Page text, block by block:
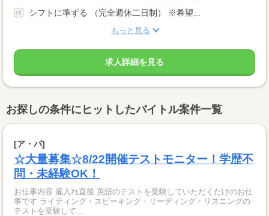
シフトに準ずる （完全週休二日制） ※希望...
もっと見る
求人詳細を見る
お探しの条件にヒットしたバイトル案件一覧
[ア・パ]
☆大量募集☆8/22開催テストモニター！学歴不
問・未経験OK！
お仕事内容 雇入れ直後 英語のテストを受験していただくだけのお仕
事です ライティング・スピーキング・リーディング・リスニングの
テストを受験して...